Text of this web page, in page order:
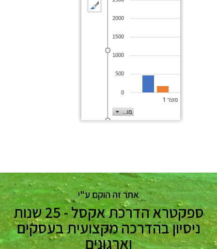
אתר זה הוקם ע"י
ספקטרא הדרכת אקסל - 25 שנות
ניסיון בהדרכה מקצועית בעסקים
וארגונים